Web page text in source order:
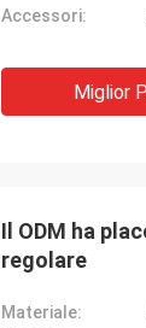
Accessori:
Miglior
Il ODM ha
regolare
Materiale: